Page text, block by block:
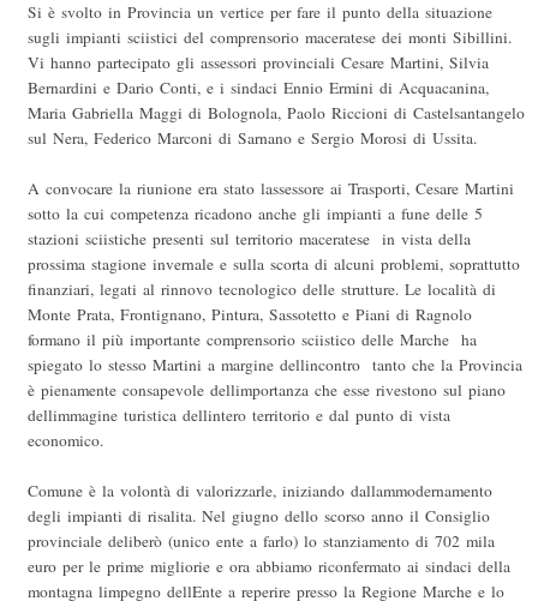
Si è svolto in Provincia un vertice per fare il punto della situazione
sugli impianti sciistici del comprensorio maceratese dei monti Sibillini.
Vi hanno partecipato gli assessori provinciali Cesare Martini, Silvia
Bernardini e Dario Conti, e i sindaci Ennio Ermini di Acquacanina,
Maria Gabriella Maggi di Bolognola, Paolo Riccioni di Castelsantangelo
sul Nera, Federico Marconi di Sarnano e Sergio Morosi di Ussita.
A convocare la riunione era stato lassessore ai Trasporti, Cesare Martini 
sotto la cui competenza ricadono anche gli impianti a fune delle 5
stazioni sciistiche presenti sul territorio maceratese  in vista della
prossima stagione invernale e sulla scorta di alcuni problemi, soprattutto
finanziari, legati al rinnovo tecnologico delle strutture. Le località di
Monte Prata, Frontignano, Pintura, Sassotetto e Piani di Ragnolo
formano il più importante comprensorio sciistico delle Marche  ha
spiegato lo stesso Martini a margine dellincontro  tanto che la Provincia
è pienamente consapevole dellimportanza che esse rivestono sul piano
dellimmagine turistica dellintero territorio e dal punto di vista
economico.
Comune è la volontà di valorizzarle, iniziando dallammodernamento
degli impianti di risalita. Nel giugno dello scorso anno il Consiglio
provinciale deliberò (unico ente a farlo) lo stanziamento di 702 mila
euro per le prime migliorie e ora abbiamo riconfermato ai sindaci della
montagna limpegno dellEnte a reperire presso la Regione Marche e lo